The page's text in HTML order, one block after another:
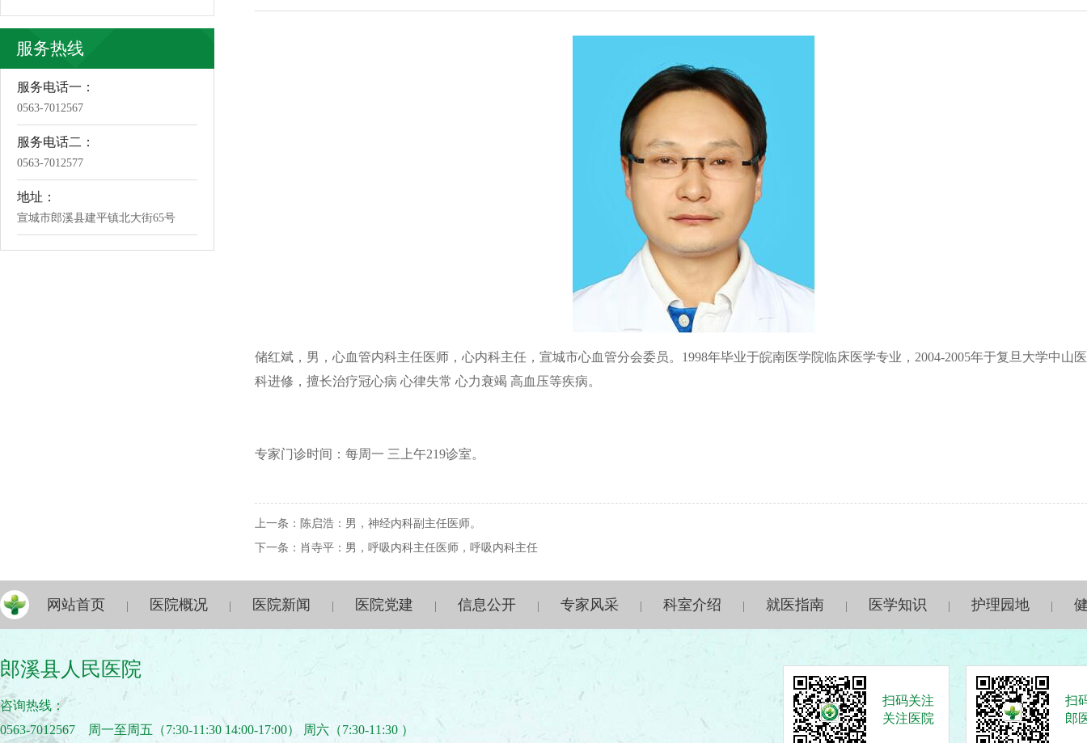
服务热线
服务电话一：
0563-7012567
服务电话二：
0563-7012577
地址：
宣城市郎溪县建平镇北大街65号
储红斌，男，心血管内科主任医师，心内科主任，宣城市心血管分会委员。1998年毕业于皖南医学院临床医学专业，2004-2005年于复旦大学中山
科进修，擅长治疗冠心病 心律失常 心力衰竭 高血压等疾病。
专家门诊时间：每周一 三上午219诊室。
上一条： 陈启浩：男，神经内科副主任医师。
下一条： 肖寺平：男，呼吸内科主任医师，呼吸内科主任
网站首页 医院概况 医院新闻 医院党建 信息公开 专家风采 科室介绍 就医指南 医学知识 护理园地
郎溪县人民医院
咨询热线：
0563-7012567 周一至周五（7:30-11:30 14:00-17:00） 周六（7:30-11:30 ）
扫码关注
关注医院
扫
郎